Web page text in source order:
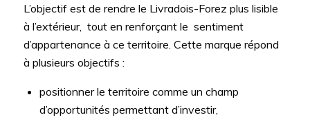
L’objectif est de rendre le Livradois-Forez plus lisible
à l’extérieur, tout en renforçant le sentiment
d’appartenance à ce territoire. Cette marque répond
à plusieurs objectifs :
positionner le territoire comme un champ
d’opportunités permettant d’investir,